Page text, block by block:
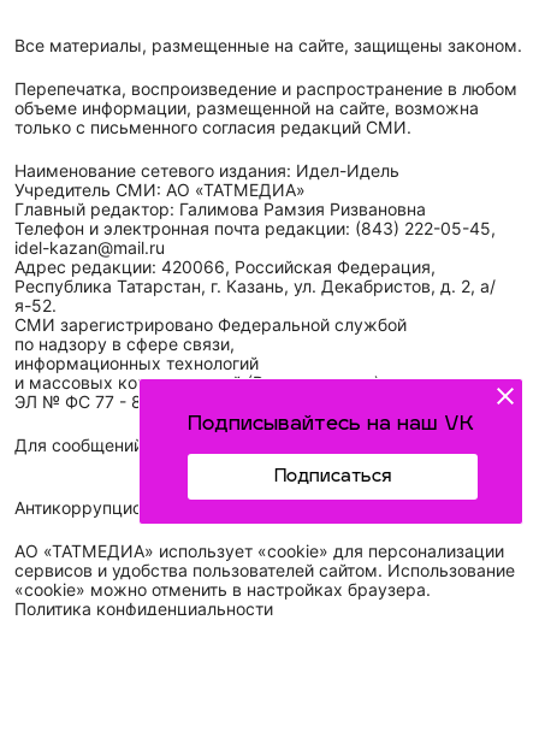
Подписывайтесь на наш VK
Подписаться
Все материалы, размещенные на сайте, защищены законом.
Перепечатка, воспроизведение и распространение в любом
объеме информации, размещенной на сайте, возможна
только с письменного согласия редакций СМИ.
Наименование сетевого издания: Идел-Идель
Учредитель СМИ: АО «ТАТМЕДИА»
Главный редактор: Галимова Рамзия Ризвановна
Телефон и электронная почта редакции: (843) 222-05-45,
idel-kazan@mail.ru
Адрес редакции: 420066, Российская Федерация,
Республика Татарстан, г. Казань, ул. Декабристов, д. 2, а/
я-52.
СМИ зарегистрировано Федеральной службой
по надзору в сфере связи,
информационных технологий
и массовых коммуникаций (Роскомнадзор)
ЭЛ № ФС 77 - 89431 от 14.05.2025
Для сообщений о фактах коррупции: idel-kazan@mail.ru
Антикоррупционная политика
АО «ТАТМЕДИА» использует «cookie» для персонализации
сервисов и удобства пользователей сайтом. Использование
«cookie» можно отменить в настройках браузера.
Политика конфиденциальности